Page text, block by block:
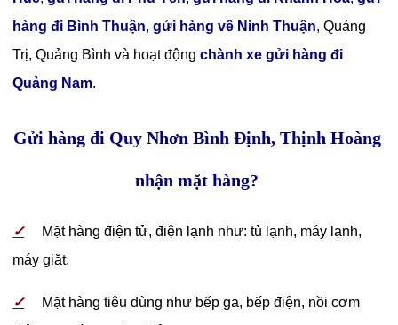
hàng đi Bình Thuận,gửi hàng về Ninh Thuận, Quảng
Trị, Quảng Bình và hoạt độngchành xe gửi hàng đi
Quảng Nam.
Gửi hàng đi Quy Nhơn Bình Định, Thịnh Hoàng
nhận mặt hàng?
✓
Mặt hàng điện tử, điện lạnh như: tủ lạnh, máy lạnh,
máy giặt,
✓
Mặt hàng tiêu dùng như bếp ga, bếp điện, nồi cơm